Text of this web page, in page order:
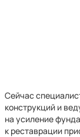
Сейчас
конструкций и
на усиление
к реставрации